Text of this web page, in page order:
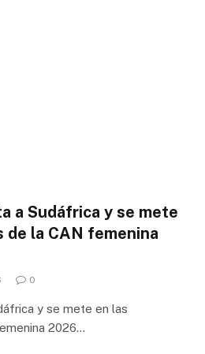
a Sudáfrica y se mete
de la CAN femenina
0
y se mete en las
2026…